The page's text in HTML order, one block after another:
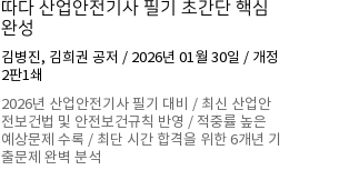
따다 산업안전기사 필기 초간단 핵심
완성
김병진, 김희권 공저 / 2026년 01월 30일 / 개정
2판1쇄
2026년 산업안전기사 필기 대비 / 최신 산업안
전보건법 및 안전보건규칙 반영 / 적중률 높은
예상문제 수록 / 최단 시간 합격을 위한 6개년 기
출문제 완벽 분석